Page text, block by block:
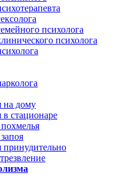
психолога
психолога
на дому
стационаре
принудительно